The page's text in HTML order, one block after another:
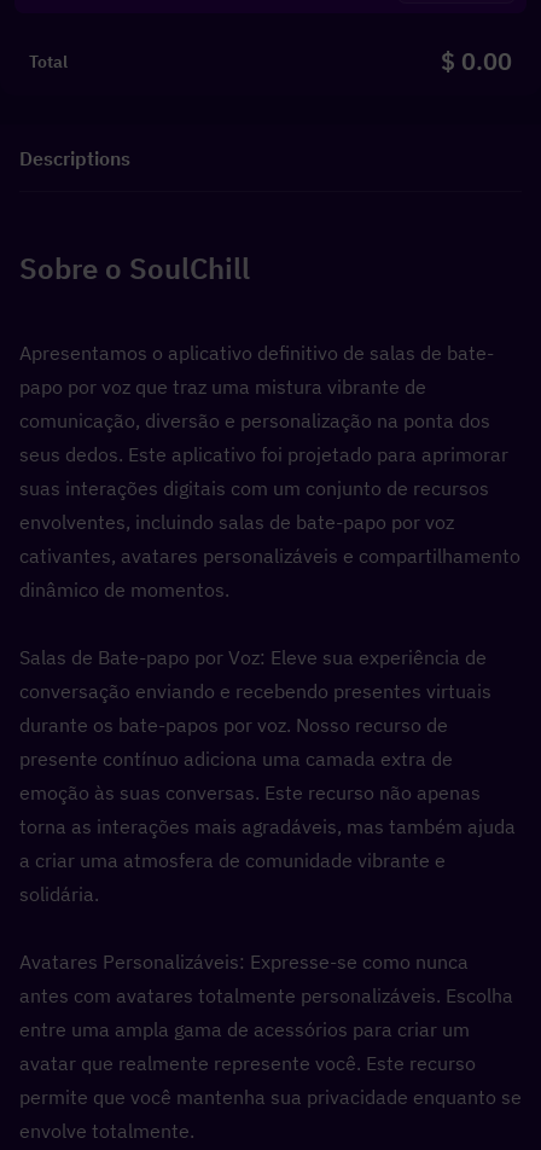
Total $ 0.00
Descriptions
Sobre o SoulChill
Apresentamos o aplicativo definitivo de salas de bate-
papo por voz que traz uma mistura vibrante de
comunicação, diversão e personalização na ponta dos
seus dedos. Este aplicativo foi projetado para aprimorar
suas interações digitais com um conjunto de recursos
envolventes, incluindo salas de bate-papo por voz
cativantes, avatares personalizáveis e compartilhamento
dinâmico de momentos.
Salas de Bate-papo por Voz: Eleve sua experiência de
conversação enviando e recebendo presentes virtuais
durante os bate-papos por voz. Nosso recurso de
presente contínuo adiciona uma camada extra de
emoção às suas conversas. Este recurso não apenas
torna as interações mais agradáveis, mas também ajuda
a criar uma atmosfera de comunidade vibrante e
solidária.
Avatares Personalizáveis: Expresse-se como nunca
antes com avatares totalmente personalizáveis. Escolha
entre uma ampla gama de acessórios para criar um
avatar que realmente represente você. Este recurso
permite que você mantenha sua privacidade enquanto se
envolve totalmente.